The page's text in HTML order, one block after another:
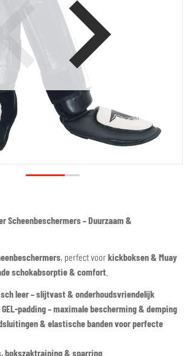
Open media 1 in galerijweergave
Scheenbeschermers – Duurzaam &
, perfect voorkickboksen & Muay
schokabsorptie & comfort
leer – slijtvast & onderhoudsvriendelijk
padding – maximale bescherming & demping
& elastische banden voor perfecte
bokszaktraining & sparring